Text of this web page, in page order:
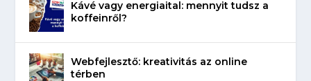
Kávé vagy energiaital: mennyit tudsz a
koffeinről?
Webfejlesztő: kreativitás az online
térben